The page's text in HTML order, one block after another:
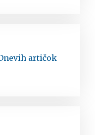
artičok